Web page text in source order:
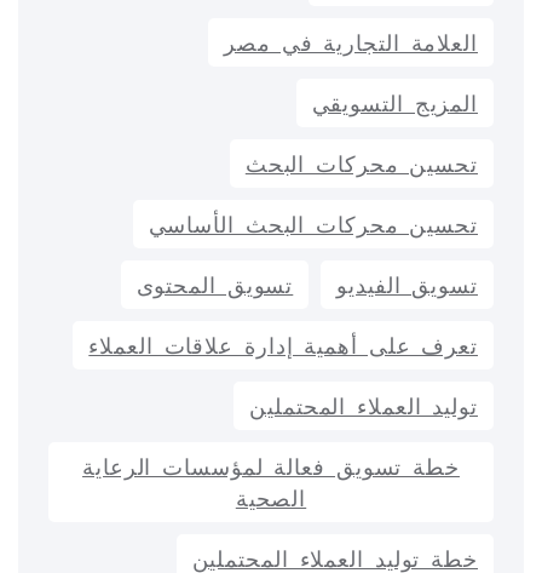
العلامة التجارية في مصر
المزيج التسويقي
تحسين محركات البحث
تحسين محركات البحث الأساسي
تسويق الفيديو تسويق المحتوى
تعرف على أهمية إدارة علاقات العملاء
توليد العملاء المحتملين
خطة تسويق فعالة لمؤسسات الرعاية
الصحية
خطة توليد العملاء المحتملين